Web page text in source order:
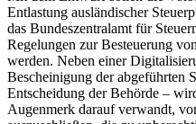
Entlastung ausländischer
das Bundeszentralamt für
Regelungen zur Besteuerung
werden. Neben einer
Bescheinigung der abgeführten
Entscheidung der Behörde –
Augenmerk darauf verwandt,